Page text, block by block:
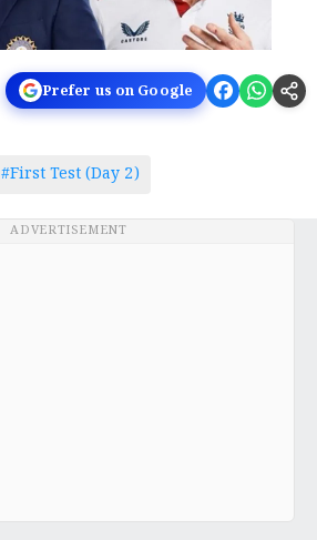
Prefer us on Google
#First Test (Day 2)
ADVERTISEMENT